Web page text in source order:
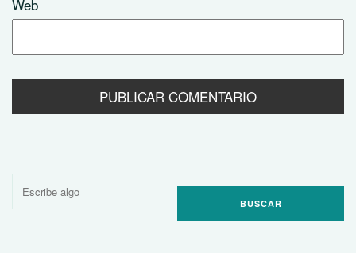
Web
Buscar